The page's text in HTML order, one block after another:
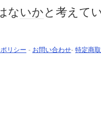
ないかと考えて
リシー - お問い合わせ- 特定商